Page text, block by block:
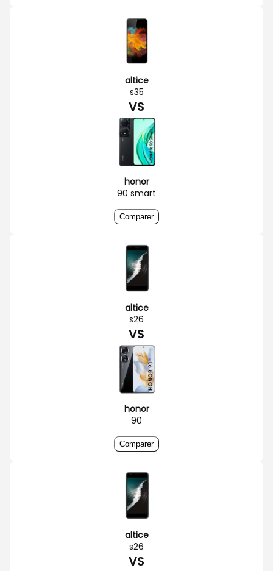
altice
s35
VS
honor
90 smart
Comparer
altice
s26
VS
honor
90
Comparer
altice
s26
VS